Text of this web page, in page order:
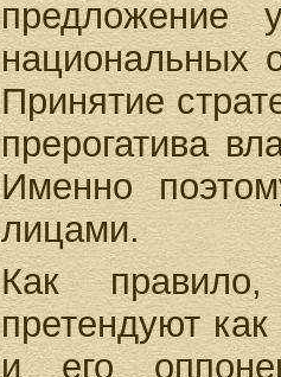
предложение
национальных
Принятие
прерогатива
Именно
лицами.
Как
претендуют
и его